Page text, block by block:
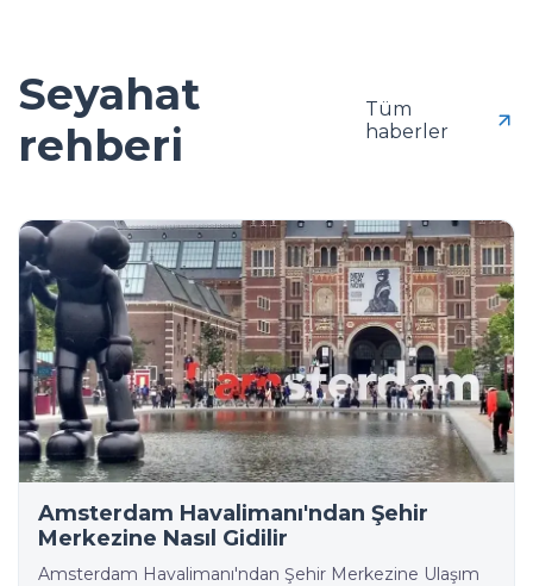
Seyahat
rehberi
Tüm
haberler
Amsterdam Havalimanı'ndan Şehir
Merkezine Nasıl Gidilir
Amsterdam Havalimanı'ndan Şehir Merkezine Ulaşım